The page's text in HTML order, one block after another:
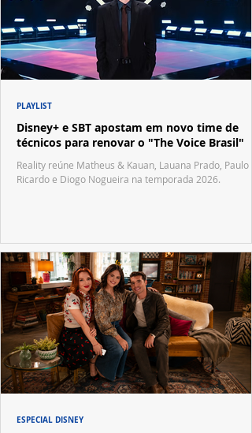
Disney+ e SBT apostam em novo time de
técnicos para renovar o "The Voice Brasil"
Reality reúne Matheus & Kauan, Lauana Prado, Paulo
Ricardo e Diogo Nogueira na temporada 2026.
PLAYLIST
ESPECIAL DISNEY